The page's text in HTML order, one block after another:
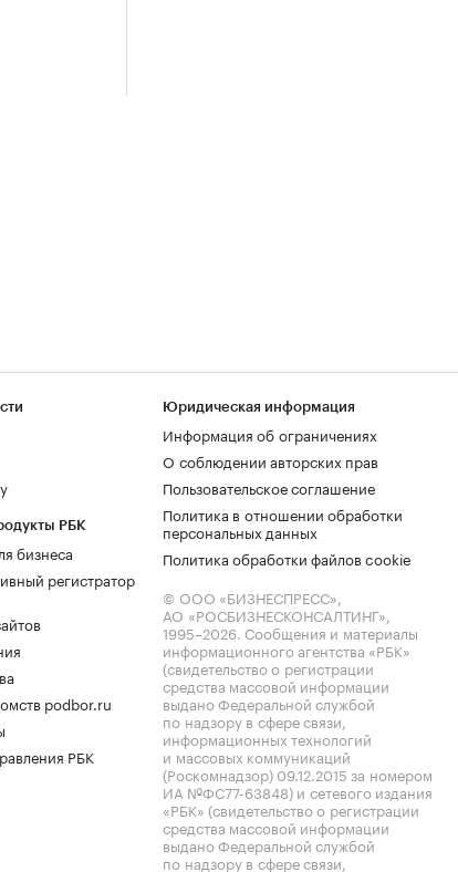
РБК
бизнеса
регистратор
podbor.ru
РБК
Юридическая информация
Информация об ограничениях
О соблюдении авторских прав
Пользовательское соглашение
Политика в отношении обработки
персональных данных
Политика обработки файлов cookie
© ООО «БИЗНЕСПРЕСС»,
АО «РОСБИЗНЕСКОНСАЛТИНГ»,
1995–2026. Сообщения и материалы
информационного агентства «РБК»
(свидетельство о регистрации
средства массовой информации
выдано Федеральной службой
по надзору в сфере связи,
информационных технологий
и массовых коммуникаций
(Роскомнадзор) 09.12.2015 за номером
ИА №ФС77-63848) и сетевого издания
«РБК» (свидетельство о регистрации
средства массовой информации
выдано Федеральной службой
по надзору в сфере связи,